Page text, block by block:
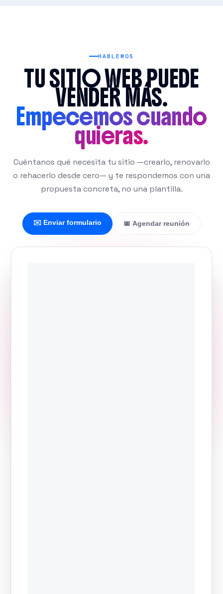
HABLEMOS
TU SITIO WEB PUEDE
VENDER MÁS.
Empecemos cuando
quieras.
Cuéntanos qué necesita tu sitio —crearlo, renovarlo
o rehacerlo desde cero— y te respondemos con una
propuesta concreta, no una plantilla.
✉️ Enviar formulario 📅 Agendar reunión